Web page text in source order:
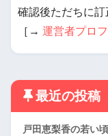
確認後ただちに訂
［→ 運営者プロ
最近の投稿
戸田恵梨香の若い